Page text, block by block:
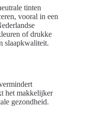
tinten
vooral in een
of drukke
slaapkwaliteit.
het makkelijker
gezondheid.